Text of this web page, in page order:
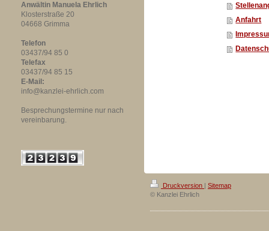
Anfahrt
Anwältin Manuela Ehrlich
Klosterstraße 20
04668 Grimma
Telefon
03437/94 85 0
Telefax
03437/94 85 15
E-Mail:
info@kanzlei-ehrlich.com
Besprechungstermine nur nach
vereinbarung.
Druckversion | Sitemap
© Kanzlei Ehrlich